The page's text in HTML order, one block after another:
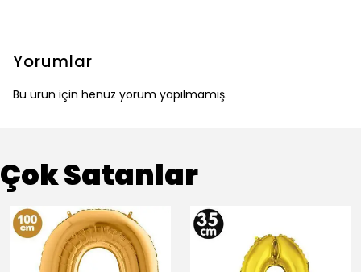
Yorumlar
Bu ürün için henüz yorum yapılmamış.
Çok Satanlar